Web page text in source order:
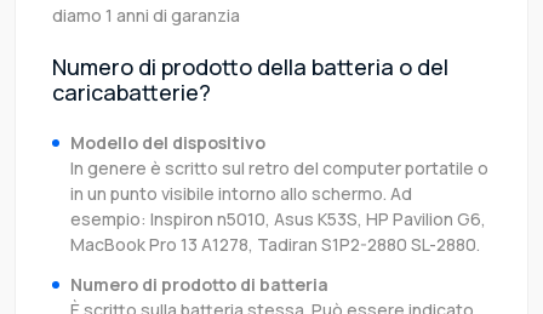
diamo 1 anni di garanzia
Numero di prodotto della batteria o del
caricabatterie?
Modello del dispositivo
In genere è scritto sul retro del computer portatile o
in un punto visibile intorno allo schermo. Ad
esempio: Inspiron n5010, Asus K53S, HP Pavilion G6,
MacBook Pro 13 A1278, Tadiran S1P2-2880 SL-2880.
Numero di prodotto di batteria